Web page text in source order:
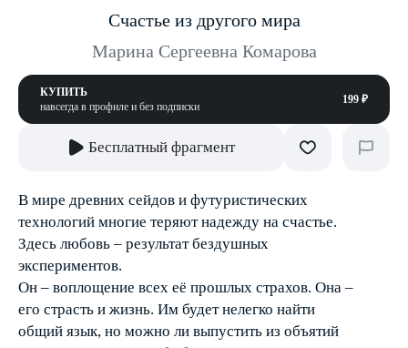
Счастье из другого мира
Марина Сергеевна Комарова
КУПИТЬ
навсегда в профиле и без подписки
199 ₽
Бесплатный фрагмент
В мире древних сейдов и футуристических
технологий многие теряют надежду на счастье.
Здесь любовь – результат бездушных
экспериментов.
Он – воплощение всех её прошлых страхов. Она –
его страсть и жизнь. Им будет нелегко найти
общий язык, но можно ли выпустить из объятий